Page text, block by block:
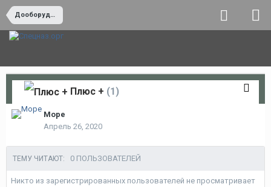
Дооборудование и "тюнинг"
Плюс + (1)
Море
Апрель 26, 2020
ТЕМУ ЧИТАЮТ: 0 ПОЛЬЗОВАТЕЛЕЙ
Никто из зарегистрированных пользователей не просматривает